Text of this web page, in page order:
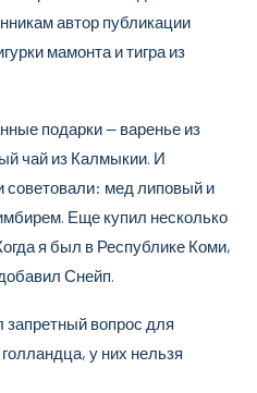
автор публикации
мамонта и тигра из
подарки — варенье из
чай из Калмыкии. И
советовали: мед липовый и
Еще купил несколько
я был в Республике Коми,
Снейп.
запретный вопрос для
у них нельзя